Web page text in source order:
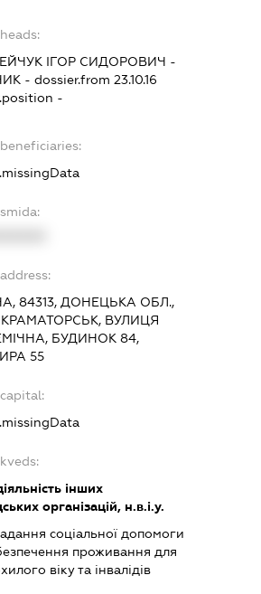
ІГОР СИДОРОВИЧ -
- dossier.from 23.10.16
-
84313, ДОНЕЦЬКА ОБЛ.,
КРАМАТОРСЬК, ВУЛИЦЯ
БУДИНОК 84,
55
інших
організацій, н.в.і.у.
соціальної допомоги
проживання для
віку та інвалідів